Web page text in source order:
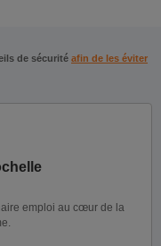
de sécurité afin de les éviter
emploi au cœur de la